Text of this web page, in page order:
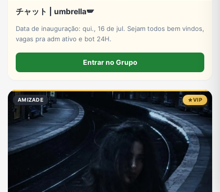
チャット | umbrella🪽
Data de inauguração: qui., 16 de jul. Sejam todos bem vindos,
vagas pra adm ativo e bot 24H.
Entrar no Grupo
AMIZADE VIP